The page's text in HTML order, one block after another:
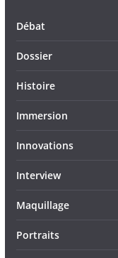
Débat
Dossier
Histoire
Immersion
Innovations
Interview
Maquillage
Portraits